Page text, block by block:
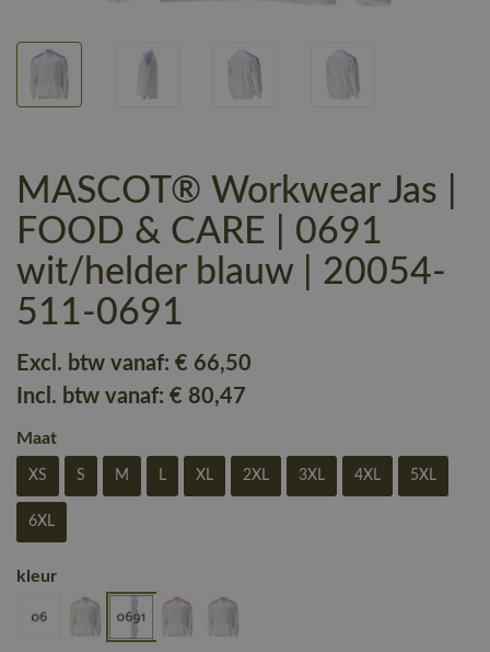
MASCOT® Workwear Jas |
FOOD & CARE | 0691
wit/helder blauw | 20054-
511-0691
Excl. btw vanaf: € 66,50
Incl. btw vanaf: € 80,47
Maat
XS S M L XL 2XL 3XL 4XL 5XL
6XL
kleur